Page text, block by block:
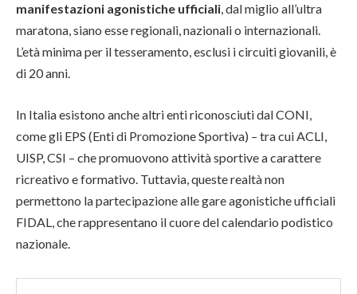
manifestazioni agonistiche ufficiali, dal miglio all’ultra
maratona, siano esse regionali, nazionali o internazionali.
L’età minima per il tesseramento, esclusi i circuiti giovanili, è
di 20 anni.
In Italia esistono anche altri enti riconosciuti dal CONI,
come gli EPS (Enti di Promozione Sportiva) – tra cui ACLI,
UISP, CSI – che promuovono attività sportive a carattere
ricreativo e formativo. Tuttavia, queste realtà non
permettono la partecipazione alle gare agonistiche ufficiali
FIDAL, che rappresentano il cuore del calendario podistico
nazionale.